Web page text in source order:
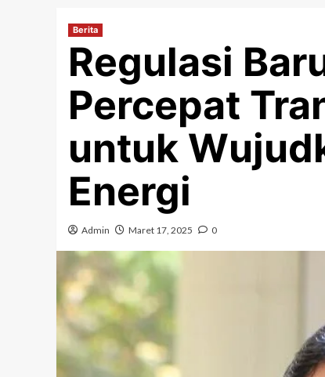
Berita
Regulasi
Percepat
untuk
Energi
Admin Maret 17, 2025 0